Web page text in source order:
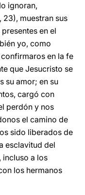
ignoran,
23), muestran sus
en el
yo, como
en la fe
que Jesucristo se
su amor; en su
cargó con
perdón y nos
el camino de
sido liberados de
esclavitud del
incluso a los
los hermanos